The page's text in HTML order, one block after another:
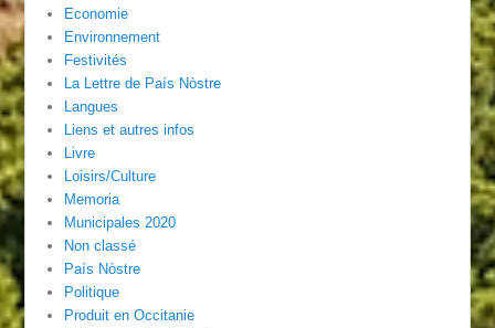
Economie
Environnement
Festivités
La Lettre de País Nòstre
Langues
Liens et autres infos
Livre
Loisirs/Culture
Memoria
Municipales 2020
Non classé
País Nòstre
Politique
Produit en Occitanie